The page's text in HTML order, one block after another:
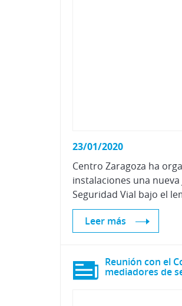
23/01/2020
Centro Zaragoza ha
instalaciones una nueva
Leer más
Reunión con el
mediadores de